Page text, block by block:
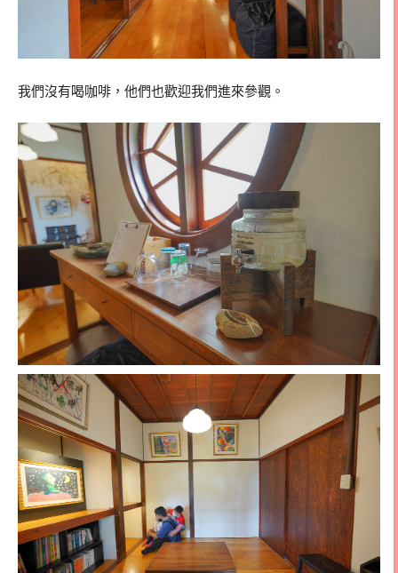
我們沒有喝咖啡，他們也歡迎我們進來參觀。